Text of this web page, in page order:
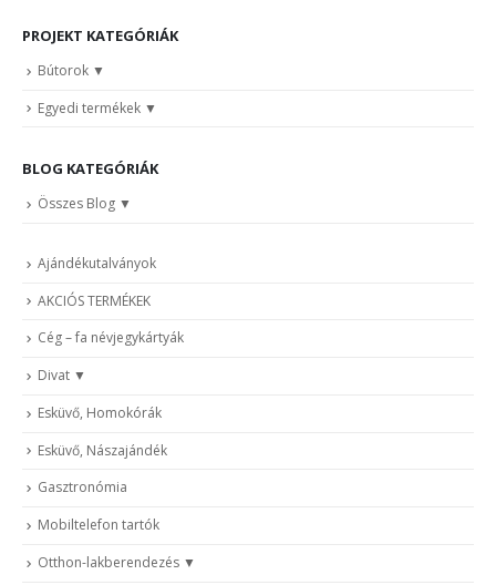
PROJEKT KATEGÓRIÁK
Bútorok
Egyedi termékek
BLOG KATEGÓRIÁK
Összes Blog
Ajándékutalványok
AKCIÓS TERMÉKEK
Cég – fa névjegykártyák
Divat
Esküvő, Homokórák
Esküvő, Nászajándék
Gasztronómia
Mobiltelefon tartók
Otthon-lakberendezés